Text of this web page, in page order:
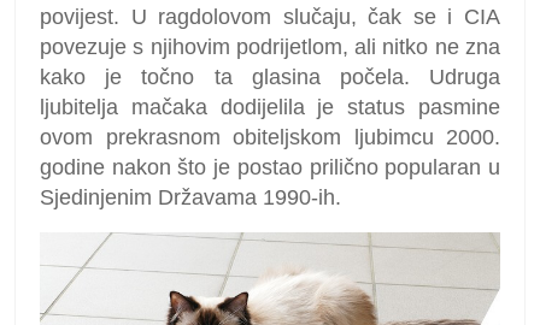
povijest. U ragdolovom slučaju, čak se i CIA
povezuje s njihovim podrijetlom, ali nitko ne zna
kako je točno ta glasina počela. Udruga
ljubitelja mačaka dodijelila je status pasmine
ovom prekrasnom obiteljskom ljubimcu 2000.
godine nakon što je postao prilično popularan u
Sjedinjenim Državama 1990-ih.